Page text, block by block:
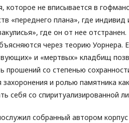
которое не вписывается в
«переднего плана», где индивид
где он от нее отстранен.
через теорию Уорнера.
и «мертвых» кладбищ
прошений со степенью
захоронения и ролью памятника
себя со спиритуализированной
собранный автором